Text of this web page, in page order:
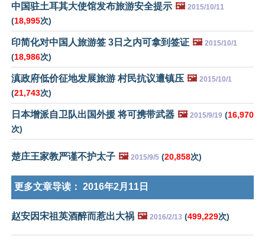
中国驻土耳其大使馆发布旅游安全提示 🖼️ 2015/10/11
(18,995次)
印简化对中国人旅游签 3日之内可拿到签证 🖼️ 2015/10/1
(18,986次)
滇政府低价征地发展旅游 村民抗议遭镇压 🖼️ 2015/10/1
(21,743次)
日本增派自卫队出国外援 将可携带武器 🖼️ 2015/9/19 (16,970
次)
楚庄王家教严谨不护太子 🖼️ 2015/9/5 (20,858次)
更多文章导读： 2016年2月11日
赵安因宋祖英酒醉而惹出大祸 🖼️ 2016/2/13 (499,229次)